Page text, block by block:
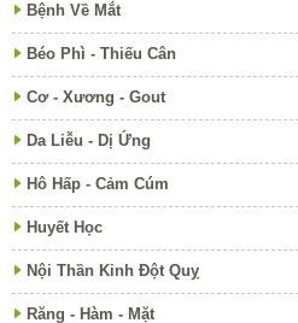
Bệnh Về Mắt
Béo Phì - Thiếu Cân
Cơ - Xương - Gout
Da Liễu - Dị Ứng
Hô Hấp - Cảm Cúm
Huyết Học
Nội Thần Kinh Đột Quỵ
Răng - Hàm - Mặt